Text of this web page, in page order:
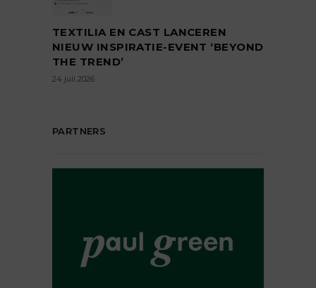
TEXTILIA EN CAST LANCEREN
NIEUW INSPIRATIE-EVENT ‘BEYOND
THE TREND’
24 juli 2026
PARTNERS